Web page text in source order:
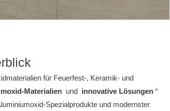
für Feuerfest-, Keramik- und
Materialien und innovative Lösungen “
Spezialprodukte und modernster